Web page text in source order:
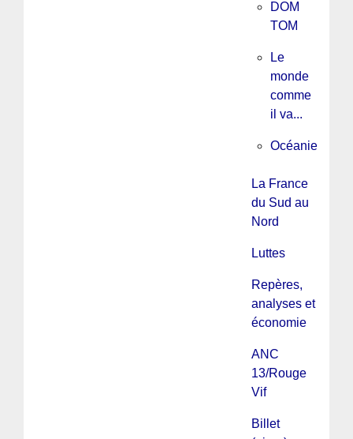
DOM
TOM
Le
monde
comme
il va...
Océanie
La France
du Sud au
Nord
Luttes
Repères,
analyses et
économie
ANC
13/Rouge
Vif
Billet